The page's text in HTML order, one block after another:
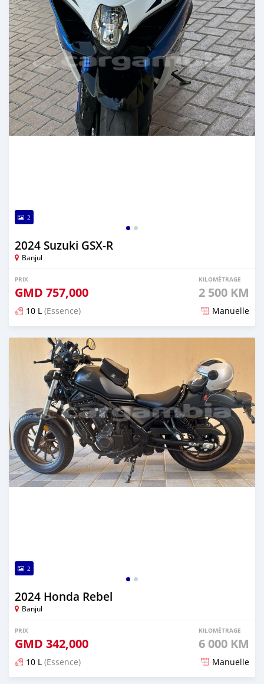
2
2024 Suzuki GSX-R
Banjul
PRIX
GMD 757,000
KILOMÉTRAGE
2 500 KM
10 L (Essence) Manuelle
Publié il y a plus d'un an
2
2024 Honda Rebel
Banjul
PRIX
GMD 342,000
KILOMÉTRAGE
6 000 KM
10 L (Essence) Manuelle